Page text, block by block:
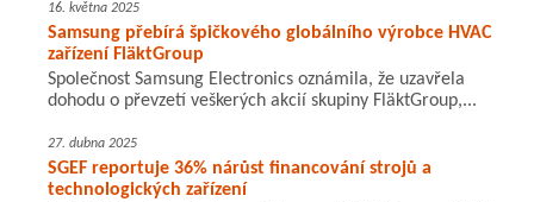
16. května 2025
Samsung přebírá špičkového globálního výrobce HVAC
zařízení FläktGroup
Společnost Samsung Electronics oznámila, že uzavřela
dohodu o převzetí veškerých akcií skupiny FläktGroup,...
27. dubna 2025
SGEF reportuje 36% nárůst financování strojů a
technologických zařízení